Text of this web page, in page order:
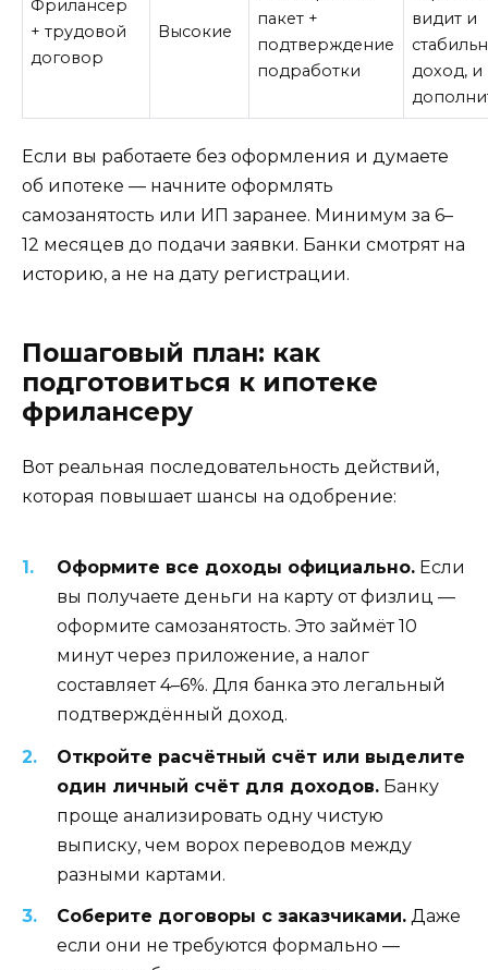
Фрилансер
+ трудовой
договор
Высокие
пакет +
подтверждение
подработки
видит и
доход, и
Если вы работаете без оформления и думаете
об ипотеке — начните оформлять
самозанятость или ИП заранее. Минимум за 6–
12 месяцев до подачи заявки. Банки смотрят на
историю, а не на дату регистрации.
Пошаговый план: как
подготовиться к ипотеке
фрилансеру
Вот реальная последовательность действий,
которая повышает шансы на одобрение:
Оформите все доходы официально. Если
вы получаете деньги на карту от физлиц —
оформите самозанятость. Это займёт 10
минут через приложение, а налог
составляет 4–6%. Для банка это легальный
подтверждённый доход.
Откройте расчётный счёт или выделите
один личный счёт для доходов. Банку
проще анализировать одну чистую
выписку, чем ворох переводов между
разными картами.
Соберите договоры с заказчиками. Даже
если они не требуются формально —